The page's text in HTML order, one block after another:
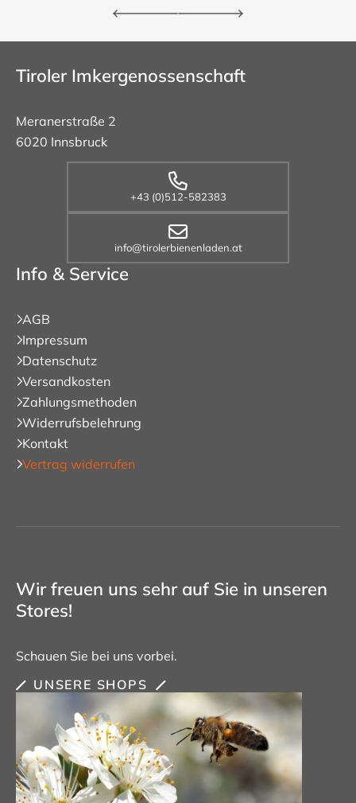
Tiroler Imkergenossenschaft
Meranerstraße 2
6020 Innsbruck
+43 (0)512-582383
info@tirolerbienenladen.at
Info & Service
AGB
Impressum
Datenschutz
Versandkosten
Zahlungsmethoden
Widerrufsbelehrung
Kontakt
Vertrag widerrufen
Wir freuen uns sehr auf Sie in unseren
Stores!
Schauen Sie bei uns vorbei.
UNSERE SHOPS